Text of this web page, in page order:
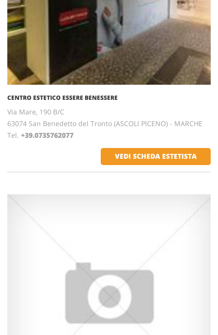
CENTRO ESTETICO ESSERE BENESSERE
Via Mare, 190 B/C
63074 San Benedetto del Tronto (ASCOLI PICENO) - MARCHE
Tel. +39.0735762077
VEDI SCHEDA ESTETISTA